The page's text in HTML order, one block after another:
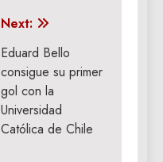
Next:
Eduard Bello
consigue su primer
gol con la
Universidad
Católica de Chile